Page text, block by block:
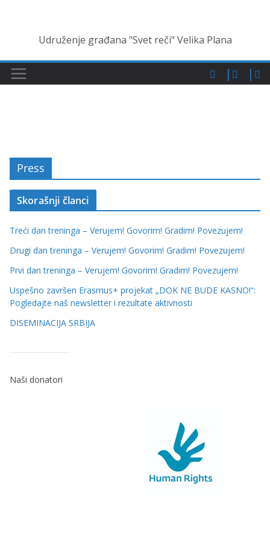
Udruženje građana "Svet reči" Velika Plana
Press
Skorašnji članci
Treći dan treninga – Verujem! Govorim! Gradim! Povezujem!
Drugi dan treninga – Verujem! Govorim! Gradim! Povezujem!
Prvi dan treninga – Verujem! Govorim! Gradim! Povezujem!
Uspešno završen Erasmus+ projekat „DOK NE BUDE KASNO!“:
Pogledajte naš newsletter i rezultate aktivnosti
DISEMINACIJA SRBIJA
Naši donatori